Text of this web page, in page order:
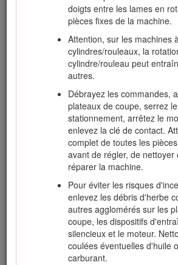
doigts entre les lames en
pièces fixes de la machine.
Attention, sur les machines
cylindres/rouleaux, la
cylindre/rouleau peut
autres.
Débrayez les commandes,
plateaux de coupe, serrez
stationnement, arrêtez le
enlevez la clé de contact.
complet de toutes les
avant de régler, de nettoyer
réparer la machine.
Pour éviter les risques
enlevez les débris d'herbe
autres agglomérés sur les
coupe, les dispositifs
silencieux et le moteur.
coulées éventuelles d'huile
carburant.
vêtements, changez-vous
Ne remplissez jamais
réservoir de carburant.
du réservoir de carburant en
le solidement.
Consignes de
l'utilisation sur des
Ralentissez et redoublez de
pentes. Déplacez-vous dans
préconisée sur les pentes. La
terrain peut affecter la stabilité
machine.
Évitez de démarrer, de vous
tourner sur une pente. Si les
de leur motricité, débrayez les
redescendez lentement
pente.